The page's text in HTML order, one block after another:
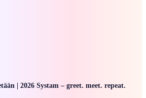
| 2026 Systam – greet. meet. repeat.